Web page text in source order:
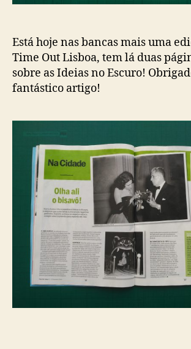
Está hoje nas bancas mais uma
Time Out Lisboa, tem lá duas
sobre as Ideias no Escuro!
fantástico artigo!